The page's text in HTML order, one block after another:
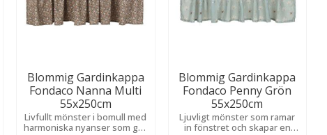
Blommig Gardinkappa
Fondaco Nanna Multi
55x250cm
Livfullt mönster i bomull med
harmoniska nyanser som ger
Blommig Gardinkappa
Fondaco Penny Grön
55x250cm
Ljuvligt mönster som ramar
in fönstret och skapar en